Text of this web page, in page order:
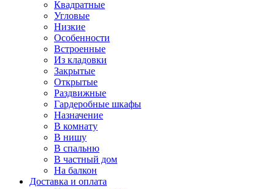
Квадратные
Угловые
Низкие
Особенности
Встроенные
Из кладовки
Закрытые
Открытые
Раздвижные
Гардеробные шкафы
Назначение
В комнату
В нишу
В спальню
В частный дом
На балкон
Доставка и оплата